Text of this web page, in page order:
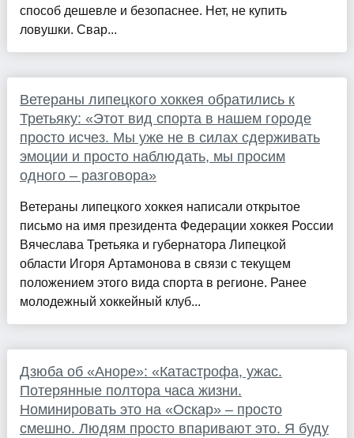
способ дешевле и безопаснее. Нет, не купить
ловушки. Свар...
Ветераны липецкого хоккея обратились к
Третьяку: «Этот вид спорта в нашем городе
просто исчез. Мы уже не в силах сдерживать
эмоции и просто наблюдать, мы просим
одного – разговора»
Ветераны липецкого хоккея написали открытое
письмо на имя президента Федерации хоккея России
Вячеслава Третьяка и губернатора Липецкой
области Игоря Артамонова в связи с текущем
положением этого вида спорта в регионе. Ранее
молодежный хоккейный клуб...
Дзюба об «Аноре»: «Катастрофа, ужас.
Потерянные полтора часа жизни.
Номинировать это на «Оскар» – просто
смешно. Людям просто впаривают это. Я буду